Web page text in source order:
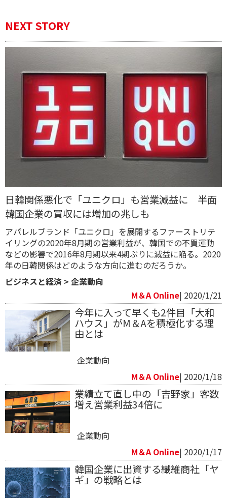
NEXT STORY
日韓関係悪化で「ユニクロ」も営業減益に 半面
韓国企業の買収には増加の兆しも
アパレルブランド「ユニクロ」を展開するファーストリテ
イリングの2020年8月期の営業利益が、韓国での不買運動
などの影響で2016年8月期以来4期ぶりに減益に陥る。2020
年の日韓関係はどのような方向に進むのだろうか。
ビジネスと経済 > 企業動向
M＆A Online| 2020/1/21
今年に入って早くも2件目「大和
ハウス」がM＆Aを積極化する理
由とは
企業動向
M＆A Online| 2020/1/18
業績立て直し中の「吉野家」客数
増え営業利益34倍に
企業動向
M＆A Online| 2020/1/17
韓国企業に出資する繊維商社「ヤ
ギ」の戦略とは